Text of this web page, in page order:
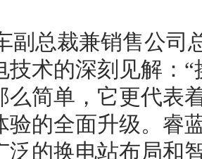
副总裁兼销售公司
技术的深刻见解：
么简单，它更代表
验的全面升级。睿
泛的换电站布局和